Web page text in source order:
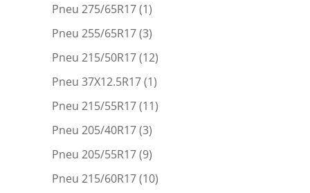
Pneu 275/65R17(1)
Pneu 255/65R17(3)
Pneu 215/50R17(12)
Pneu 37X12.5R17(1)
Pneu 215/55R17(11)
Pneu 205/40R17(3)
Pneu 205/55R17(9)
Pneu 215/60R17(10)